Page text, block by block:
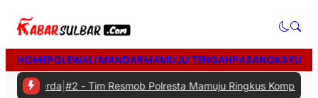
HOMEPOLEWALI MANDARMAMUJU TENGAHPASANGKAYU
#2 - Tim Resmob Polresta Mamuju Ringkus Komplotan